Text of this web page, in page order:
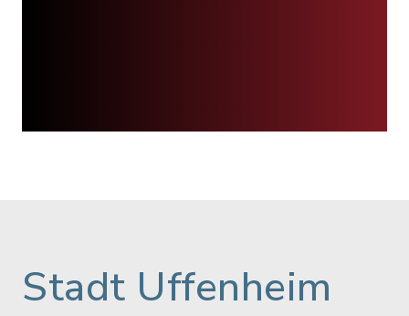
Stadt Uffenheim